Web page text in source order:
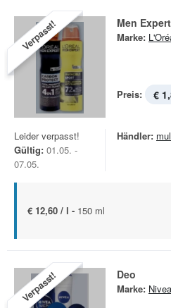
Verpasst! Men
Marke:
Preis: €
Leider verpasst!
Gültig: 01.05. -
07.05.
Händler:
€ 12,60 / l - 150 ml
Verpasst! Deo
Marke: Nivea